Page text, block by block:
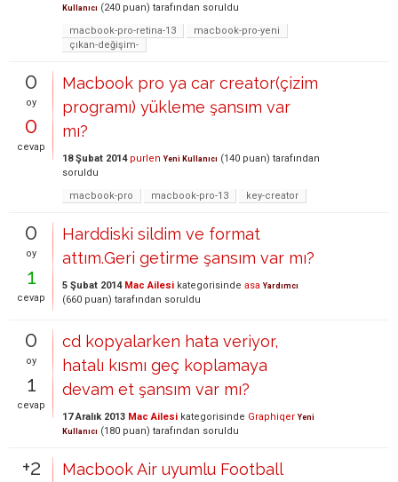
Kullanıcı (240 puan) tarafından soruldu
macbook-pro-retina-13
macbook-pro-yeni
çıkan-değişim-
0
oy
0
cevap
Macbook pro ya car creator(çizim
programı) yükleme şansım var
mı?
18 Şubat 2014 purlen Yeni Kullanıcı (140 puan) tarafından
soruldu
macbook-pro
macbook-pro-13 key-creator
0
oy
1
cevap
Harddiski sildim ve format
attım.Geri getirme şansım var mı?
5 Şubat 2014 Mac Ailesi kategorisinde asa Yardımcı
(660 puan) tarafından soruldu
0
oy
1
cevap
cd kopyalarken hata veriyor,
hatalı kısmı geç koplamaya
devam et şansım var mı?
17 Aralık 2013 Mac Ailesi kategorisinde Graphiqer Yeni
Kullanıcı (180 puan) tarafından soruldu
+2
Macbook Air uyumlu Football